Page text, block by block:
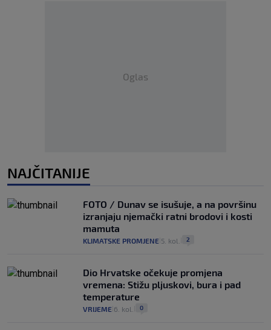
Oglas
NAJČITANIJE
FOTO / Dunav se isušuje, a na površinu
izranjaju njemački ratni brodovi i kosti
mamuta
KLIMATSKE PROMJENE 5. kol. 2
Dio Hrvatske očekuje promjena
vremena: Stižu pljuskovi, bura i pad
temperature
VRIJEME 6. kol. 0